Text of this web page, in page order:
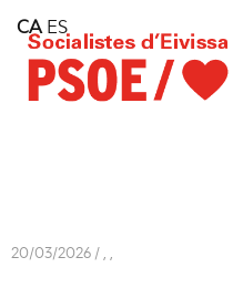
Consell Insular d'Eivissa
Services
Contact
20/03/2026 / , ,
CA ES